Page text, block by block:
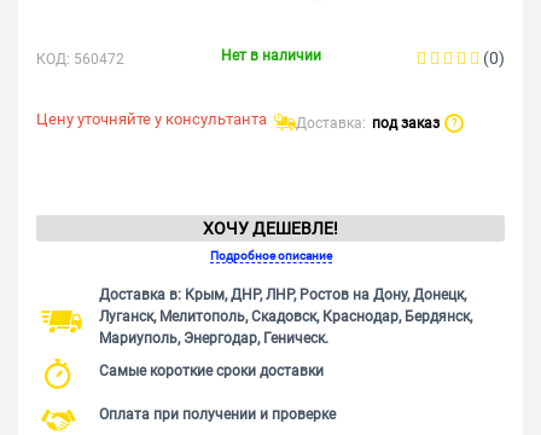
КОД: 560472 Нет в наличии (0)
Цену уточняйте у консультанта Доставка: под заказ ?
ХОЧУ ДЕШЕВЛЕ!
Подробное описание
Доставка в: Крым, ДНР, ЛНР, Ростов на Дону, Донецк,
Луганск, Мелитополь, Скадовск, Краснодар, Бердянск,
Мариуполь, Энергодар, Геническ.
Самые короткие сроки доставки
Оплата при получении и проверке